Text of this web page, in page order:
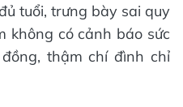
tuổi, trưng bày sai quy
không có cảnh báo sức
thậm chí đình chỉ